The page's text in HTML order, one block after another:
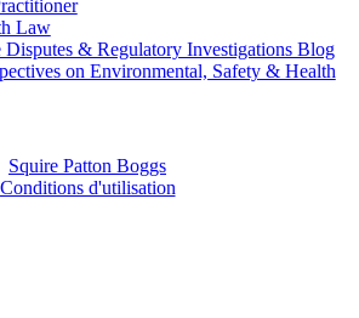
Law
& Regulatory Investigations Blog
on Environmental, Safety & Health
Squire Patton Boggs
Conditions d'utilisation